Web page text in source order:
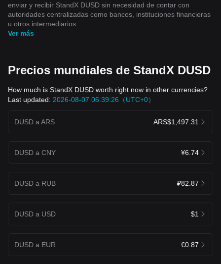
enviar y recibir StandX DUSD sin necesidad de contar con
autoridades centralizadas como bancos, instituciones financieras
u otros intermediarios.
Ver más
Precios mundiales de StandX DUSD
How much is StandX DUSD worth right now in other currencies?
Last updated: 2026-08-07 05:39:26（UTC+0）
DUSD a ARS ARS$1,497.31
DUSD a CNY ¥6.74
DUSD a RUB ₽82.87
DUSD a USD $1
DUSD a EUR €0.87